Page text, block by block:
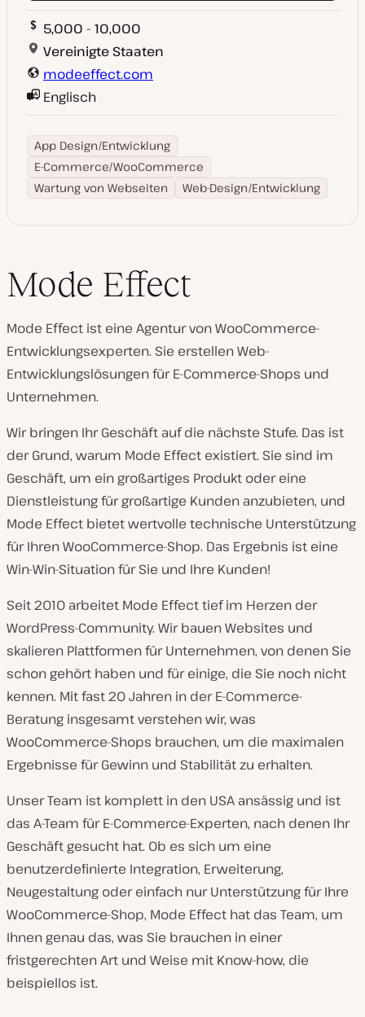
5,000 - 10,000
Vereinigte Staaten
modeeffect.com
Englisch
App Design/Entwicklung
E-Commerce/WooCommerce
Wartung von Webseiten
Web-Design/Entwicklung
Mode Effect
Mode Effect ist eine Agentur von WooCommerce-
Entwicklungsexperten. Sie erstellen Web-
Entwicklungslösungen für E-Commerce-Shops und
Unternehmen.
Wir bringen Ihr Geschäft auf die nächste Stufe. Das ist
der Grund, warum Mode Effect existiert. Sie sind im
Geschäft, um ein großartiges Produkt oder eine
Dienstleistung für großartige Kunden anzubieten, und
Mode Effect bietet wertvolle technische Unterstützung
für Ihren WooCommerce-Shop. Das Ergebnis ist eine
Win-Win-Situation für Sie und Ihre Kunden!
Seit 2010 arbeitet Mode Effect tief im Herzen der
WordPress-Community. Wir bauen Websites und
skalieren Plattformen für Unternehmen, von denen Sie
schon gehört haben und für einige, die Sie noch nicht
kennen. Mit fast 20 Jahren in der E-Commerce-
Beratung insgesamt verstehen wir, was
WooCommerce-Shops brauchen, um die maximalen
Ergebnisse für Gewinn und Stabilität zu erhalten.
Unser Team ist komplett in den USA ansässig und ist
das A-Team für E-Commerce-Experten, nach denen Ihr
Geschäft gesucht hat. Ob es sich um eine
benutzerdefinierte Integration, Erweiterung,
Neugestaltung oder einfach nur Unterstützung für Ihre
WooCommerce-Shop, Mode Effect hat das Team, um
Ihnen genau das, was Sie brauchen in einer
fristgerechten Art und Weise mit Know-how, die
beispiellos ist.